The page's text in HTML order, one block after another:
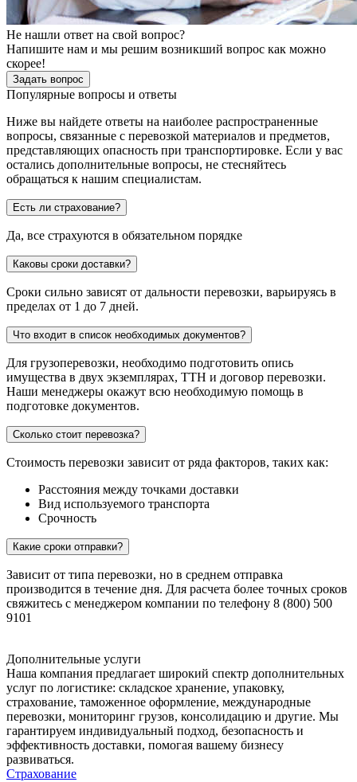
Не нашли ответ на свой вопрос?
Напишите нам и мы решим возникший вопрос как можно
скорее!
Задать вопрос
Популярные вопросы и ответы
Ниже вы найдете ответы на наиболее распространенные
вопросы, связанные с перевозкой материалов и предметов,
представляющих опасность при транспортировке. Если у вас
остались дополнительные вопросы, не стесняйтесь
обращаться к нашим специалистам.
Есть ли страхование?
Да, все страхуются в обязательном порядке
Каковы сроки доставки?
Сроки сильно зависят от дальности перевозки, варьируясь в
пределах от 1 до 7 дней.
Что входит в список необходимых документов?
Для грузоперевозки, необходимо подготовить опись
имущества в двух экземплярах, ТТН и договор перевозки.
Наши менеджеры окажут всю необходимую помощь в
подготовке документов.
Сколько стоит перевозка?
Стоимость перевозки зависит от ряда факторов, таких как:
Расстояния между точками доставки
Вид используемого транспорта
Срочность
Какие сроки отправки?
Зависит от типа перевозки, но в среднем отправка
производится в течение дня. Для расчета более точных сроков
свяжитесь с менеджером компании по телефону 8 (800) 500
9101
Дополнительные услуги
Наша компания предлагает широкий спектр дополнительных
услуг по логистике: складское хранение, упаковку,
страхование, таможенное оформление, международные
перевозки, мониторинг грузов, консолидацию и другие. Мы
гарантируем индивидуальный подход, безопасность и
эффективность доставки, помогая вашему бизнесу
развиваться.
Страхование